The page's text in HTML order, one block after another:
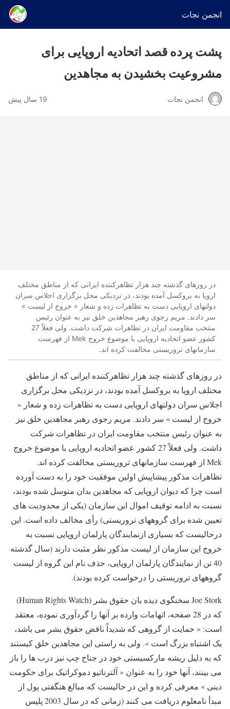
انجمن نجات
پشت پرده قصد اتحادیه اروپایی برای
مشروعیت بخشیدن به مجاهدین
انجمن نجات 19 سال پیش
در روزهای گذشته چند هزار تظاهرکننده ایرانی که از مناطق مختلف
اروپا به بروکسل آمده بودند، در نزدیکی محل برگزاری اجلاس سران
دولتهای اروپایی دست به تظاهرات زده و شعار « خروج از لیست »
سر دادند. مریم رجوی رهبر مجاهدین خلق نیز به عنوان رئیس
منتخب مقاومت ایران در تظاهرات شرکت داشت. ولی فعلاً 27
کشور عضو اتحادیه اروپایی با موضوع خروج Mek از فهرست
سازمانهای تروریستی مخالفت کرده اند.
در روزهای گذشته چند هزار تظاهرکننده ایرانی که از مناطق
مختلف اروپا به بروکسل آمده بودند، در نزدیکی محل برگزاری
اجلاس سران دولتهای اروپایی دست به تظاهرات زده و شعار «
خروج از لیست » سر دادند. مریم رجوی رهبر مجاهدین خلق نیز
به عنوان رئیس منتخب مقاومت ایران در تظاهرات شرکت
داشت. ولی فعلاً 27 کشور عضو اتحادیه اروپایی با موضوع خروج
Mek از فهرست سازمانهای تروریستی مخالفت کرده اند.
تظاهرات مذکور پیشاپیش اولین موفقیت خود را به دست آورده
است چرا که دیوان اروپایی که مجاهدین بدان متوسل شده بودند،
نسبت به ادامه توقیف اموال این سازمان (یکی از محدودیت های
تعیین شده برای گروههای تروریستی) رأی مخالف داده است. این
درحالیست که بسیاری ازنمایندگان پارلمان اروپایی نسبت به
خروج این سازمان از لیست مذکور نظر مثبت دارند (سال گذشته
40 تن از نمایندگان پارلمان اروپایی، حذف نام این گروه از لیست
گروههای تروریستی را درخواست کرده بودند).
Joe Stork سخنگوی دیده بان حقوق بشر (Human Rights Watch
)
که در 28 صفحه، اتهامات وارده بر آنها را گردآوری نموده، معتقد
است: « حمایت از گروهی که شدیداً ناقض حقوق بشر می باشد،
یک اشتباه بزرگ است ». ولی به راستی این مجاهدین خلق کیستند
که به دلیل ریشه مارکسیستی خود در جناح چپ نیز درب ها را باز
می بینند، آنها خود را به عنوان « آلترناتیو دموکراتیک برای حکومت
دینی » معرفی کرده و این در حالیست که مبالغ هنگفتی پول از
مبدأ نامعلوم دریافت می کنند (زمانی که در سال 2003 پلیس